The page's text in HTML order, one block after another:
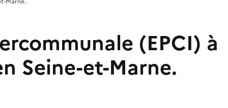
(EPCI) à
Seine-et-Marne.